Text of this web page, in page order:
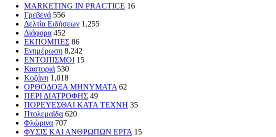
MARKETING IN PRACTICE 16
Γρεβενά 556
Δελτία Ειδήσεων 1,255
Διάφορα 452
ΕΚΠΟΜΠΕΣ 86
Ενημέρωση 8,242
ΕΝΤΟΠΙΣΜΟΙ 15
Καστοριά 530
Κοζάνη 1,018
ΟΡΘΟΔΟΞΑ ΜΗΝΥΜΑΤΑ 62
ΠΕΡΙ ΔΙΑΤΡΟΦΗΣ 49
ΠΟΡΕΥΕΣΘΑΙ ΚΑΤΑ ΤΕΧΝΗ 35
Πτολεμαϊδα 620
Φλώρινα 707
ΦΥΣΙΣ ΚΑΙ ΑΝΘΡΩΠΩΝ ΕΡΓΑ 15